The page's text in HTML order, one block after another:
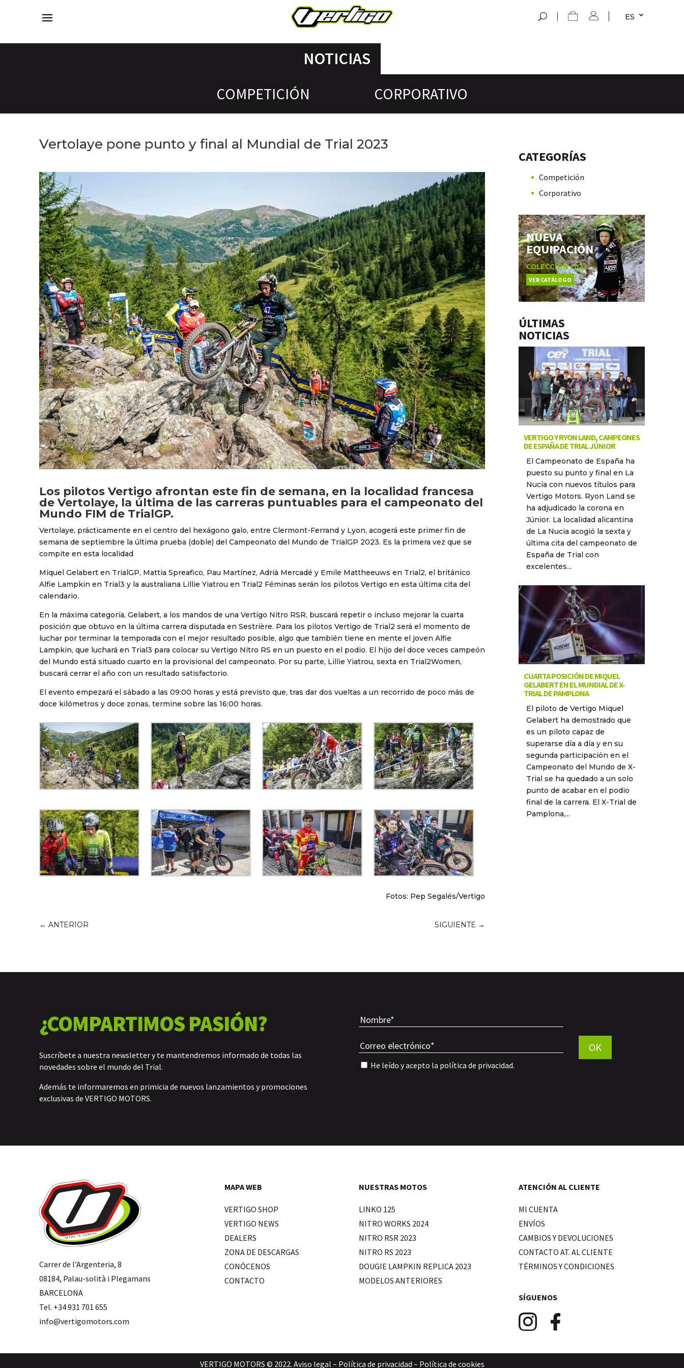
ES
NOTICIAS
COMPETICIÓN CORPORATIVO
Vertolaye pone punto y final al Mundial de Trial 2023
Los pilotos Vertigo afrontan este fin de semana, en la localidad francesa
de Vertolaye, la última de las carreras puntuables para el campeonato del
Mundo FIM de TrialGP.
Vertolaye, prácticamente en el centro del hexágono galo, entre Clermont-Ferrand y Lyon, acogerá este primer fin de
semana de septiembre la última prueba (doble) del Campeonato del Mundo de TrialGP 2023. Es la primera vez que se
compite en esta localidad
Miquel Gelabert en TrialGP, Mattia Spreafico, Pau Martínez, Adrià Mercadé y Emile Mattheeuws en Trial2, el británico
Alfie Lampkin en Trial3 y la australiana Lillie Yiatrou en Trial2 Féminas serán los pilotos Vertigo en esta última cita del
calendario.
En la máxima categoría, Gelabert, a los mandos de una Vertigo Nitro RSR, buscará repetir o incluso mejorar la cuarta
posición que obtuvo en la última carrera disputada en Sestrière. Para los pilotos Vertigo de Trial2 será el momento de
luchar por terminar la temporada con el mejor resultado posible, algo que también tiene en mente el joven Alfie
Lampkin, que luchará en Trial3 para colocar su Vertigo Nitro RS en un puesto en el podio. El hijo del doce veces campeón
del Mundo está situado cuarto en la provisional del campeonato. Por su parte, Lillie Yiatrou, sexta en Trial2Women,
buscará cerrar el año con un resultado satisfactorio.
El evento empezará el sábado a las 09:00 horas y está previsto que, tras dar dos vueltas a un recorrido de poco más de
doce kilómetros y doce zonas, termine sobre las 16:00 horas.
Fotos: Pep Segalés/Vertigo
← ANTERIOR SIGUIENTE →
CATEGORÍAS
Competición
Corporativo
NUEVA
EQUIPACIÓN
COLECCIÓN 2022
VER CATÁLOGO
ÚLTIMAS
NOTICIAS
VERTIGO Y RYON LAND, CAMPEONES
DE ESPAÑA DE TRIAL JÚNIOR
El Campeonato de España ha
puesto su punto y final en La
Nucía con nuevos títulos para
Vertigo Motors. Ryon Land se
ha adjudicado la corona en
Júnior. La localidad alicantina
de La Nucia acogió la sexta y
última cita del campeonato de
España de Trial con
excelentes...
CUARTA POSICIÓN DE MIQUEL
GELABERT EN EL MUNDIAL DE X-
TRIAL DE PAMPLONA
El piloto de Vertigo Miquel
Gelabert ha demostrado que
es un piloto capaz de
superarse día a día y en su
segunda participación en el
Campeonato del Mundo de X-
Trial se ha quedado a un solo
punto de acabar en el podio
final de la carrera. El X-Trial de
Pamplona,...
¿COMPARTIMOS PASIÓN?
Suscríbete a nuestra newsletter y te mantendremos informado de todas las
novedades sobre el mundo del Trial.
Además te informaremos en primicia de nuevos lanzamientos y promociones
exclusivas de VERTIGO MOTORS.
He leído y acepto la política de privacidad.
OK
Carrer de l’Argenteria, 8
08184, Palau-solità i Plegamans
BARCELONA
Tel. +34 931 701 655
info@vertigomotors.com
MAPA WEB
VERTIGO SHOP
VERTIGO NEWS
DEALERS
ZONA DE DESCARGAS
CONÓCENOS
CONTACTO
NUESTRAS MOTOS
LINKO 125
NITRO WORKS 2024
NITRO RSR 2023
NITRO RS 2023
DOUGIE LAMPKIN REPLICA 2023
MODELOS ANTERIORES
ATENCIÓN AL CLIENTE
MI CUENTA
ENVÍOS
CAMBIOS Y DEVOLUCIONES
CONTACTO AT. AL CLIENTE
TÉRMINOS Y CONDICIONES
SÍGUENOS
VERTIGO MOTORS © 2022. Aviso legal – Política de privacidad – Política de cookies